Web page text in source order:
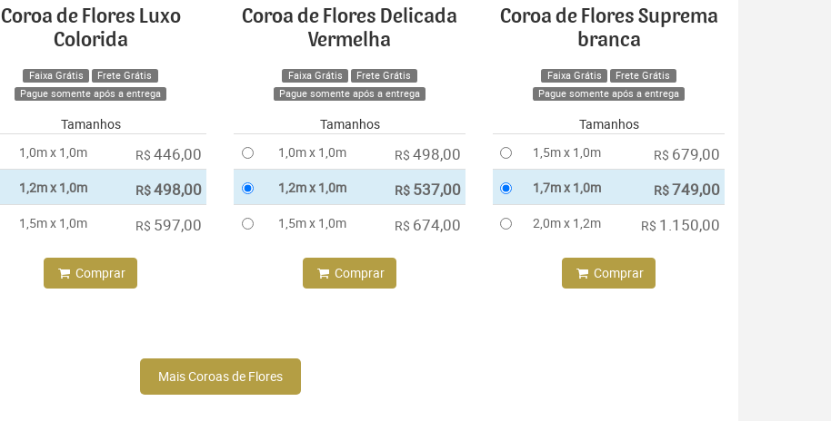
Coroa de Flores Luxo
Colorida
Faixa Grátis
Frete Grátis
Pague somente após a entrega
Tamanhos
1,0m x 1,0m
R$ 446,00
1,2m x 1,0m R$498,00
1,5m x 1,0m R$ 597,00
Comprar
Coroa de Flores Delicada
Vermelha
Faixa Grátis
Frete Grátis
Pague somente após a entrega
Tamanhos
1,0m x 1,0m
R$ 498,00
1,2m x 1,0m R$ 537,00
1,5m x 1,0m R$ 674,00
Comprar
Coroa de Flores Suprema
branca
Faixa Grátis
Frete Grátis
Pague somente após a entrega
Tamanhos
1,5m x 1,0m
R$ 679,00
1,7m x 1,0m R$749,00
2,0m x 1,2m R$ 1.150,00
Comprar
Mais Coroas de Flores